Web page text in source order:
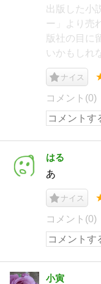
出版した小
ー」より売
版社の目に
いかもしれ
ナイス
コメント(0)
はる
あ
ナイス
コメント(0)
小寅